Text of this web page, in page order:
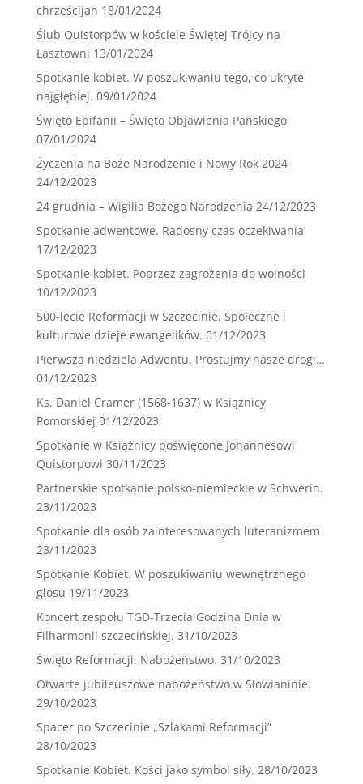
chrześcijan 18/01/2024
Ślub Quistorpów w kościele Świętej Trójcy na
Łasztowni 13/01/2024
Spotkanie kobiet. W poszukiwaniu tego, co ukryte
najgłębiej. 09/01/2024
Święto Epifanii – Święto Objawienia Pańskiego
07/01/2024
Życzenia na Boże Narodzenie i Nowy Rok 2024
24/12/2023
24 grudnia – Wigilia Bożego Narodzenia 24/12/2023
Spotkanie adwentowe. Radosny czas oczekiwania
17/12/2023
Spotkanie kobiet. Poprzez zagrożenia do wolności
10/12/2023
500-lecie Reformacji w Szczecinie. Społeczne i
kulturowe dzieje ewangelików. 01/12/2023
Pierwsza niedziela Adwentu. Prostujmy nasze drogi…
01/12/2023
Ks. Daniel Cramer (1568-1637) w Książnicy
Pomorskiej 01/12/2023
Spotkanie w Książnicy poświęcone Johannesowi
Quistorpowi 30/11/2023
Partnerskie spotkanie polsko-niemieckie w Schwerin.
23/11/2023
Spotkanie dla osób zainteresowanych luteranizmem
23/11/2023
Spotkanie Kobiet. W poszukiwaniu wewnętrznego
głosu 19/11/2023
Koncert zespołu TGD-Trzecia Godzina Dnia w
Filharmonii szczecińskiej. 31/10/2023
Święto Reformacji. Nabożeństwo. 31/10/2023
Otwarte jubileuszowe nabożeństwo w Słowianinie.
29/10/2023
Spacer po Szczecinie „Szlakami Reformacji”
28/10/2023
Spotkanie Kobiet. Kości jako symbol siły. 28/10/2023